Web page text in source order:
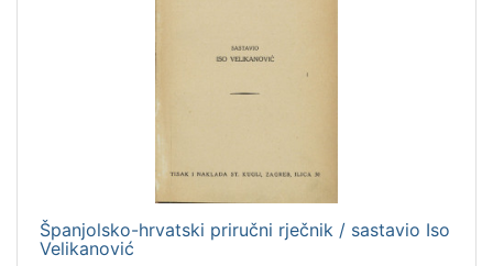
Španjolsko-hrvatski priručni rječnik / sastavio Iso
Velikanović